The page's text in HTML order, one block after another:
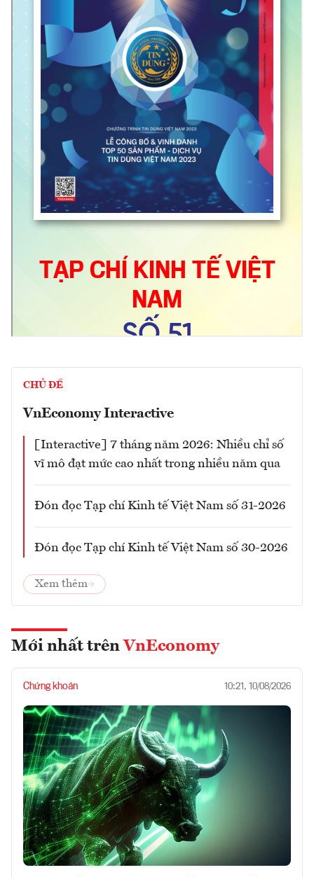
CHỦ ĐỀ
VnEconomy Interactive
[Interactive] 7 tháng năm 2026: Nhiều chỉ số
vĩ mô đạt mức cao nhất trong nhiều năm qua
Đón đọc Tạp chí Kinh tế Việt Nam số 31-2026
Đón đọc Tạp chí Kinh tế Việt Nam số 30-2026
Xem thêm
Mới nhất trên VnEconomy
Chứng khoán 10:21, 10/08/2026